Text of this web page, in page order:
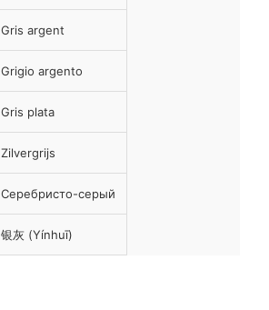
Gris argent
Grigio argento
Gris plata
Zilvergrijs
Серебристо-серый
银灰 (Yínhuī)